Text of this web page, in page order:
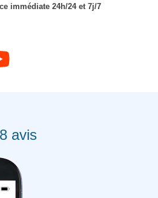
immédiate 24h/24 et 7j/7
avis